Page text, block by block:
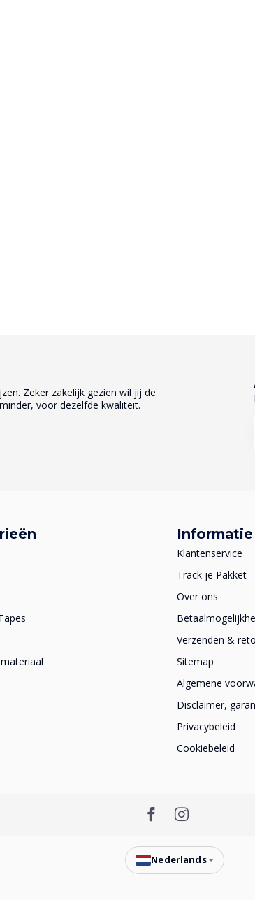
Zeker zakelijk gezien wil jij de
voor dezelfde kwaliteit.
Informatie
Klantenservice
Track je Pakket
Over ons
Verzenden &
Sitemap
Algemene
Disclaimer,
Privacybeleid
Cookiebeleid
Nederlands